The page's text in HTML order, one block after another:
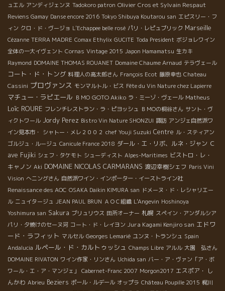
ュエル アンディジェンヌ Tadokoro patron Olivier Cros et Sylvain Respaut
Reviens Gamay Danse encore 2016 Tokyo Shibuya Koutarou san エピスリー・フ
ィン クロ・ド・ヴージョ L'Echappee belle rosé パリ・レピュブリック Marseille
Cézanne TERRA MADRE Comax Ethylix GUCITE Toda President ボジョレワイン
全体の一大イヴェント Cornas Vintage 2015 Japon Hamamatsu 生カキ
Raymond DOMAINE THOMAS ROUANET Domaine Chaume Arnaud テラヴェール
コート・ド・トング 料理人の高太郎さん François Ecot 藤原幸也 Chateau
Cassini プロヴァンス モンマルトル・ビス Fête du Vin Nature chez Lapierre
マチュー・ラピエール ＢＭО GOTO Akiko ラ・ミーゾ・ヴェール Matheus
Loïc ROURE フレンチレストラン・ラ・ピヨッシュ ＢＭОの桐谷さん サント・ヴ
ィクトワール Jordy Perez Bistro Vin Nature SHONZUI 諏訪 アンジェ自然派ワ
イン見本市・ シャトー・メレ２００２ chef Youji Suzuki Centre ル・スティアン
ゴルジュ・ルージュ Canicule France 2018 ダール・エ・リボ、ルネ・ジャン Ｃ
ave Fujiki シェフ・タケモト シューディスト Alpes-Maritimes ビストロ・レ・
キャノン Aki DOMAINE NICOLAS CARMARANS 渡辺幸樹シェフ Paris Vini
Vision へニングさん 自然派ワイン・インポーター・イーストライン社
Renaissance des AOC OSAKA Daikin KIMURA san ドメーヌ・ド・レシャリエー
ル ニュイタージュ JEAN PAUL BRUN ＡＯＣ組織 L'Angevin Hoshinoya
Yoshimura san Sakura ブリュリウス 田所オーナー 札幌 スペイン・アンダルシア
パリ・夕焼けのセーヌ河 コート・ド・レイヨン Jura Kagami Kenjiro san エドワ
ード・ラフィット マルセル Georges Lemarié ユンヌ・トランシュ Spain
Andalucia ルペール・ド・カルトゥッシュ Champs Libre アルル 大園 弘さん
DOMAINE RIVATON ワイン作家・リンさん Uchida san バー・ア・ヴァン「ア・ボ
ワール・エ・ア・マンジェ」
Cabernet-Franc 2007 Morgon2017 エスポア・ し
んかわ Abrieu Beziers ポール・ルデール オップラ Château Poupille 2015 梶川